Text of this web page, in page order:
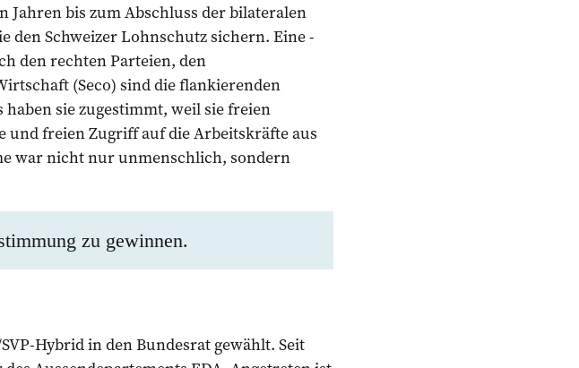
bis zum Abschluss der bilateralen
den Schweizer Lohnschutz sichern. Eine
den rechten Parteien, den
(Seco) sind die flankierenden
sie zugestimmt, weil sie freien
freien Zugriff auf die Arbeitskräfte aus
war nicht nur unmenschlich, sondern
zu gewinnen.
Hybrid in den Bundesrat gewählt. Seit